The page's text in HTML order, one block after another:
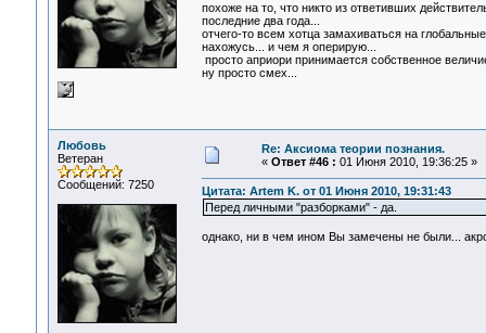
похоже на то, что никто из ответивших
последние два года...
отчего-то всем хотца замахиваться на
нахожусь... и чем я оперирую...
просто априори принимается собственное
ну просто смех...
Любовь
Ветеран
Сообщений: 7250
Re: Аксиома теории познания.
« Ответ #46 : 01 Июня 2010, 19:36:25 »
Цитата: Artem K. от 01 Июня 2010, 19:31:43
Перед личными "разборками" - да.
однако, ни в чем ином Вы замечены не были...